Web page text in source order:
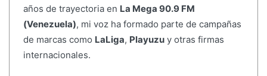
años de trayectoria en La Mega 90.9 FM
(Venezuela), mi voz ha formado parte de campañas
de marcas como LaLiga, Playuzuy otras firmas
internacionales.